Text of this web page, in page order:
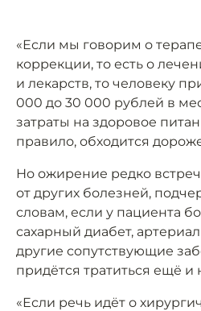
«Если мы говорим о
коррекции, то есть о
и лекарств, то человеку
000 до 30 000 рублей в
затраты на здоровое
правило, обходится
Но ожирение редко
от других болезней,
словам, если у пациента
сахарный диабет,
другие сопутствующие
придётся тратиться ещё и
«Если речь идёт о